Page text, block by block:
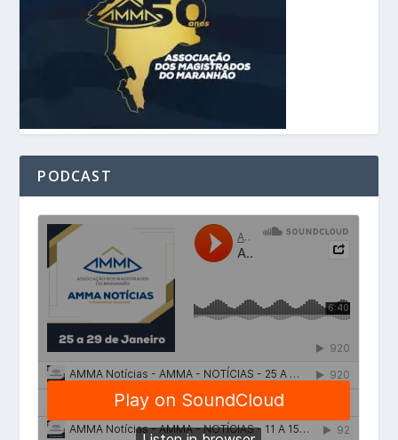
PODCAST